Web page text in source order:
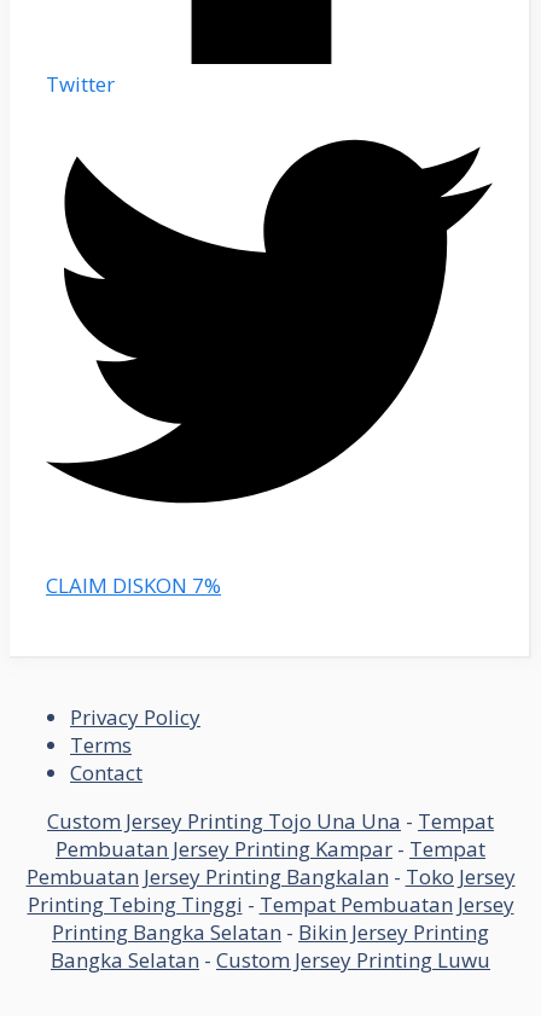
Twitter
CLAIM DISKON 7%
Privacy Policy
Terms
Contact
Custom Jersey Printing Tojo Una Una - Tempat
Pembuatan Jersey Printing Kampar - Tempat
Pembuatan Jersey Printing Bangkalan - Toko Jersey
Printing Tebing Tinggi - Tempat Pembuatan Jersey
Printing Bangka Selatan - Bikin Jersey Printing
Bangka Selatan - Custom Jersey Printing Luwu